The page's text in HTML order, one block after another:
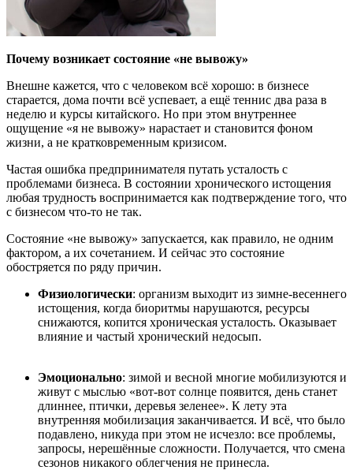
Почему возникает состояние «не вывожу»
Внешне кажется, что с человеком всё хорошо: в бизнесе
старается, дома почти всё успевает, а ещё теннис два раза в
неделю и курсы китайского. Но при этом внутреннее
ощущение «я не вывожу» нарастает и становится фоном
жизни, а не кратковременным кризисом.
Частая ошибка предпринимателя путать усталость с
проблемами бизнеса. В состоянии хронического истощения
любая трудность воспринимается как подтверждение того, что
с бизнесом что-то не так.
Состояние «не вывожу» запускается, как правило, не одним
фактором, а их сочетанием. И сейчас это состояние
обостряется по ряду причин.
Физиологически: организм выходит из зимне-весеннего
истощения, когда биоритмы нарушаются, ресурсы
снижаются, копится хроническая усталость. Оказывает
влияние и частый хронический недосып.
Эмоционально: зимой и весной многие мобилизуются и
живут с мыслью «вот-вот солнце появится, день станет
длиннее, птички, деревья зеленее». К лету эта
внутренняя мобилизация заканчивается. И всё, что было
подавлено, никуда при этом не исчезло: все проблемы,
запросы, нерешённые сложности. Получается, что смена
сезонов никакого облегчения не принесла.